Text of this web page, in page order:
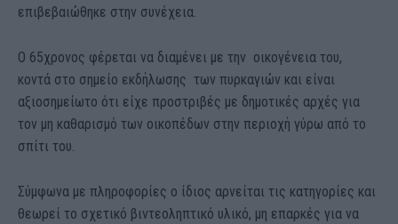
επιβεβαιώθηκε στην συνέχεια.
Ο 65χρονος φέρεται να διαμένει με την οικογένεια του,
κοντά στο σημείο εκδήλωσης των πυρκαγιών και είναι
αξιοσημείωτο ότι είχε προστριβές με δημοτικές αρχές για
τον μη καθαρισμό των οικοπέδων στην περιοχή γύρω από το
σπίτι του.
Σύμφωνα με πληροφορίες ο ίδιος αρνείται τις κατηγορίες και
θεωρεί το σχετικό βιντεοληπτικό υλικό, μη επαρκές για να